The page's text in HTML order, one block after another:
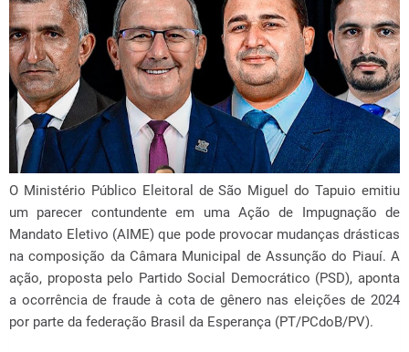
O Ministério Público Eleitoral de São Miguel do Tapuio emitiu
um parecer contundente em uma Ação de Impugnação de
Mandato Eletivo (AIME) que pode provocar mudanças drásticas
na composição da Câmara Municipal de Assunção do Piauí. A
ação, proposta pelo Partido Social Democrático (PSD), aponta
a ocorrência de fraude à cota de gênero nas eleições de 2024
por parte da federação Brasil da Esperança (PT/PCdoB/PV).